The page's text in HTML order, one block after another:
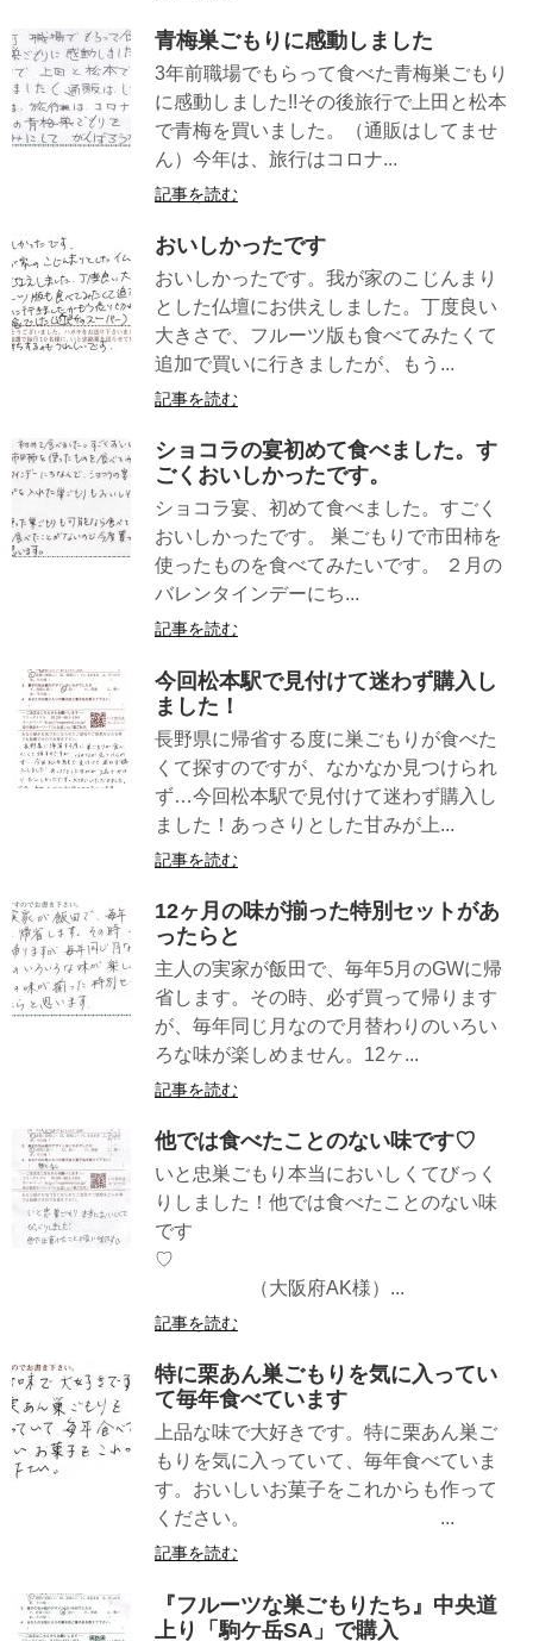
青梅巣ごもりに感動しました
3年前職場でもらって食べた青梅巣ごもり
に感動しました!!その後旅行で上田と松本
で青梅を買いました。（通販はしてませ
ん）今年は、旅行はコロナ...
記事を読む
おいしかったです
おいしかったです。我が家のこじんまり
とした仏壇にお供えしました。丁度良い
大きさで、フルーツ版も食べてみたくて
追加で買いに行きましたが、もう...
記事を読む
ショコラの宴初めて食べました。す
ごくおいしかったです。
ショコラ宴、初めて食べました。すごく
おいしかったです。 巣ごもりで市田柿を
使ったものを食べてみたいです。 ２月の
バレンタインデーにち...
記事を読む
今回松本駅で見付けて迷わず購入し
ました！
長野県に帰省する度に巣ごもりが食べた
くて探すのですが、なかなか見つけられ
ず…今回松本駅で見付けて迷わず購入し
ました！あっさりとした甘みが上...
記事を読む
12ヶ月の味が揃った特別セットがあ
ったらと
主人の実家が飯田で、毎年5月のGWに帰
省します。その時、必ず買って帰ります
が、毎年同じ月なので月替わりのいろい
ろな味が楽しめません。12ヶ...
記事を読む
他では食べたことのない味です♡
いと忠巣ごもり本当においしくてびっく
りしました！他では食べたことのない味
です
♡
（大阪府AK様）...
記事を読む
特に栗あん巣ごもりを気に入ってい
て毎年食べています
上品な味で大好きです。特に栗あん巣ご
もりを気に入っていて、毎年食べていま
す。おいしいお菓子をこれからも作って
ください。 ...
記事を読む
『フルーツな巣ごもりたち』中央道
上り「駒ケ岳SA」で購入